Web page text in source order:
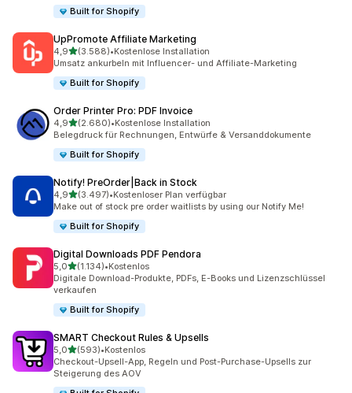
Built for Shopify
UpPromote Affiliate Marketing
4,9von 5 Sternen
(3.588)
3588 Rezensionen insgesamt
•Kostenlose Installation
Umsatz ankurbeln mit Influencer- und Affiliate-Marketing
Built for Shopify
Order Printer Pro: PDF Invoice
4,9von 5 Sternen
(2.680)
2680 Rezensionen insgesamt
•Kostenlose Installation
Belegdruck für Rechnungen, Entwürfe & Versanddokumente
Built for Shopify
Notify! PreOrder|Back in Stock
4,9von 5 Sternen
(3.497)
3497 Rezensionen insgesamt
•Kostenloser Plan verfügbar
Make out of stock pre order waitlists by using our Notify Me!
Built for Shopify
Digital Downloads PDF Pendora
5,0von 5 Sternen
(1.134)
1134 Rezensionen insgesamt
•Kostenlos
Digitale Download-Produkte, PDFs, E-Books und Lizenzschlüssel
verkaufen
Built for Shopify
SMART Checkout Rules & Upsells
5,0von 5 Sternen
(593)
593 Rezensionen insgesamt
•Kostenlos
Checkout-Upsell-App, Regeln und Post-Purchase-Upsells zur
Steigerung des AOV